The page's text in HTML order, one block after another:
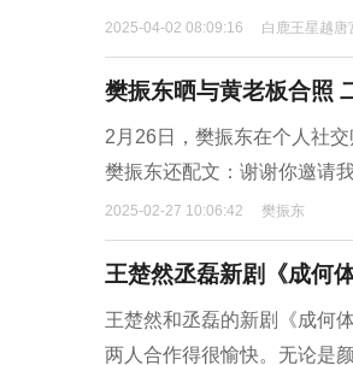
2025-04-02 08:09:16 白鹿王星越唐
樊振东晒与黄老板合照
2月26日，樊振东在个人社
樊振东还配文：谢谢你邀请
2025-02-27 10:06:42 樊振东
王楚然丞磊新剧《成何
王楚然和丞磊的新剧《成何
两人合作得很愉快。无论是